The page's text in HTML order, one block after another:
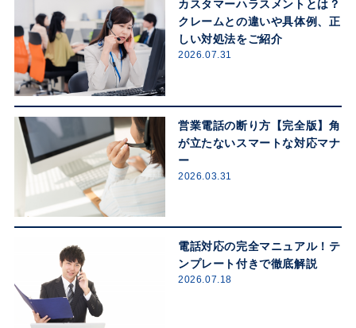
カスタマーハラスメントとは？
クレームとの違いや具体例、正
しい対処法をご紹介
2026.07.31
営業電話の断り方【完全版】角
が立たないスマートな対応マナ
ー
2026.03.31
電話対応の完全マニュアル！テ
ンプレート付きで徹底解説
2026.07.18